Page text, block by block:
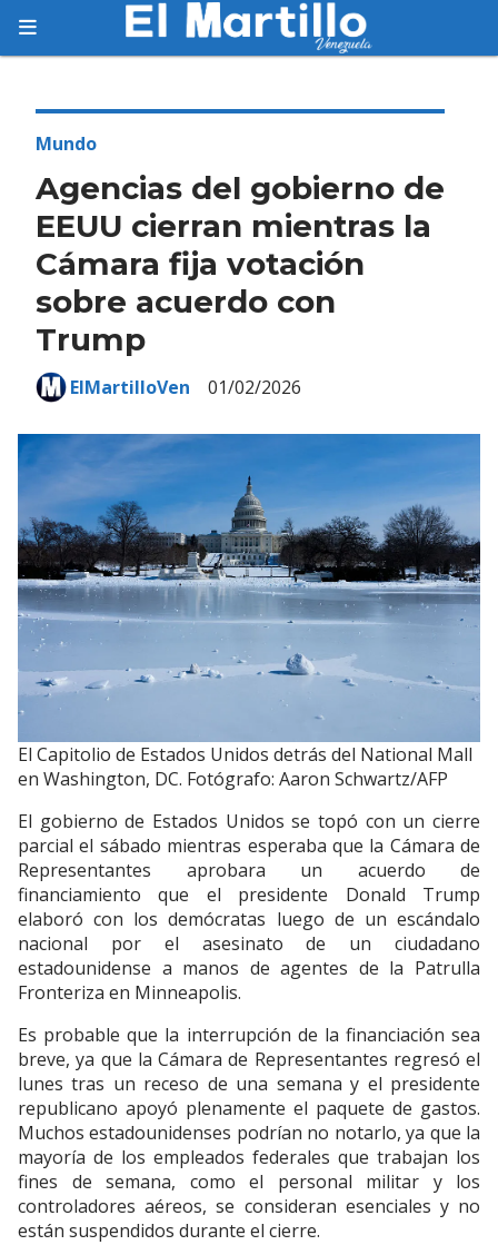
Agencias del gobierno de
EEUU cierran mientras la
Cámara fija votación
sobre acuerdo con
Trump
Mundo
01/02/2026
ElMartilloVen
El Capitolio de Estados Unidos detrás del National Mall
en Washington, DC. Fotógrafo: Aaron Schwartz/AFP
El gobierno de Estados Unidos se topó con un cierre
parcial el sábado mientras esperaba que la Cámara de
Representantes aprobara un acuerdo de
financiamiento que el presidente Donald Trump
elaboró ​​con los demócratas luego de un escándalo
nacional por el asesinato de un ciudadano
estadounidense a manos de agentes de la Patrulla
Fronteriza en Minneapolis.
Es probable que la interrupción de la financiación sea
breve, ya que la Cámara de Representantes regresó el
lunes tras un receso de una semana y el presidente
republicano apoyó plenamente el paquete de gastos.
Muchos estadounidenses podrían no notarlo, ya que la
mayoría de los empleados federales que trabajan los
fines de semana, como el personal militar y los
controladores aéreos, se consideran esenciales y no
están suspendidos durante el cierre.
Suscríbete
Suscríbete a nuestro servicio gratuito de
información diaria en tu email.
Suscribirme